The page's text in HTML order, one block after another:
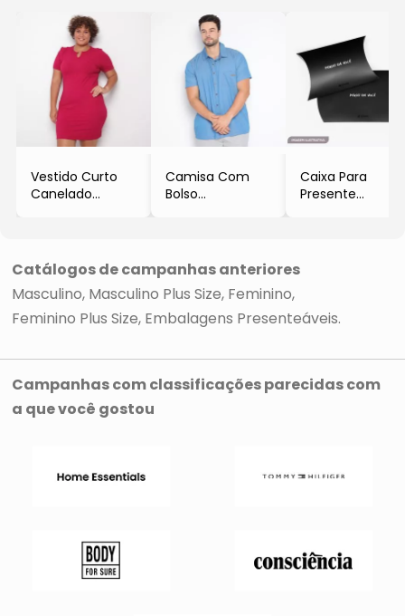
Vestido Curto
Canelado
Camisa Com
Bolso
Caixa Para
Presente
Catálogos de campanhas anteriores
Masculino Masculino Plus Size Feminino
Feminino Plus Size Embalagens Presenteáveis
Campanhas com classificações parecidas com
a que você gostou